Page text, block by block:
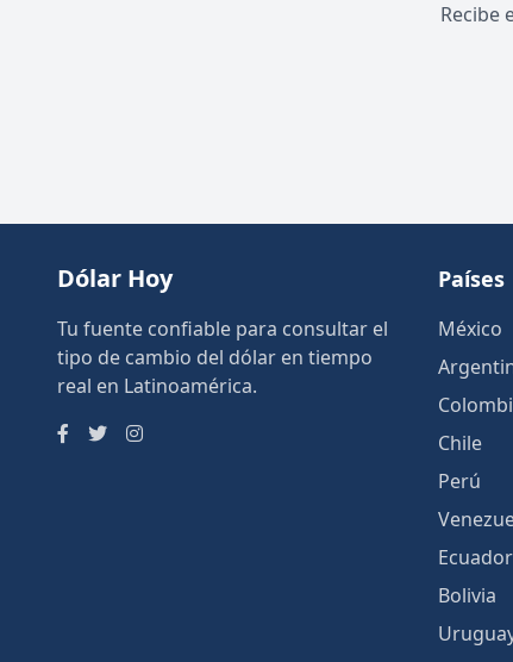
Recibe
Dólar Hoy
Tu fuente confiable para consultar el
tipo de cambio del dólar en tiempo
real en Latinoamérica.
Países
México
Chile
Perú
Ecuador
Bolivia